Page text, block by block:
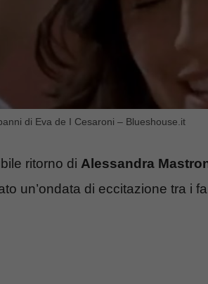
di Eva de I Cesaroni – Blueshouse.it
ritorno di Alessandra
un’ondata di eccitazione tra i